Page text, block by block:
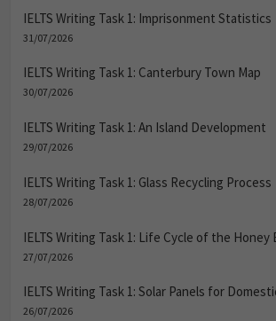
IELTS Writing Task 1: Imprisonment Statistics
31/07/2026
IELTS Writing Task 1: Canterbury Town Map
30/07/2026
IELTS Writing Task 1: An Island Development
29/07/2026
IELTS Writing Task 1: Glass Recycling Process
28/07/2026
IELTS Writing Task 1: Life Cycle of the Honey
27/07/2026
IELTS Writing Task 1: Solar Panels for
26/07/2026